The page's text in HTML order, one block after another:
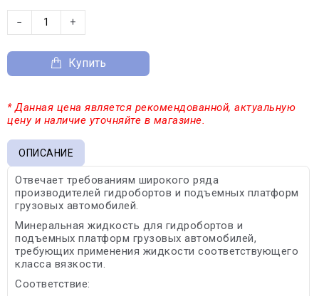
− +
Купить
* Данная цена является рекомендованной, актуальную
цену и наличие уточняйте в магазине.
ОПИСАНИЕ
Отвечает требованиям широкого ряда
производителей гидробортов и подъемных платформ
грузовых автомобилей.
Минеральная жидкость для гидробортов и
подъемных платформ грузовых автомобилей,
требующих применения жидкости соответствующего
класса вязкости.
Соответствие: